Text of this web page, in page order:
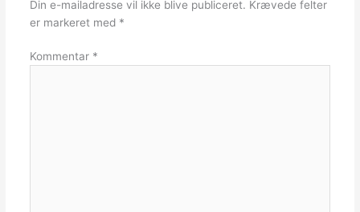
Din e-mailadresse vil ikke blive publiceret. Krævede felter
er markeret med *
Kommentar *